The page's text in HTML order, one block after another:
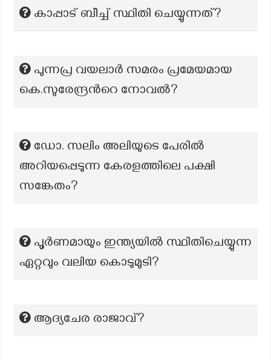
കാപ്പാട് ബീച്ച് സ്ഥിതി ചെയ്യുന്നത്?
പുന്നപ്ര വയലാര്‍ സമരം പ്രമേയമായ
കെ.സുരേന്ദ്രന്‍റെ നോവല്‍?
ഡോ. സലിം അലിയുടെ പേരില്‍
അറിയപ്പെടുന്ന കേരളത്തിലെ പക്ഷി
സങ്കേതം?
പൂർണമായും ഇന്ത്യയിൽ സ്ഥിതിചെയ്യുന്ന
ഏറ്റവും വലിയ കൊടുമുടി?
ആദ്യചേര രാജാവ്?